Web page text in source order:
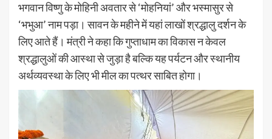
भगवान विष्णु के मोहिनी अवतार से ‘मोहनियां’ और भस्मासुर से
‘भभुआ’ नाम पड़ा। सावन के महीने में यहां लाखों श्रद्धालु दर्शन के
लिए आते हैं। मंत्री ने कहा कि गुप्ताधाम का विकास न केवल
श्रद्धालुओं की आस्था से जुड़ा है बल्कि यह पर्यटन और स्थानीय
अर्थव्यवस्था के लिए भी मील का पत्थर साबित होगा।